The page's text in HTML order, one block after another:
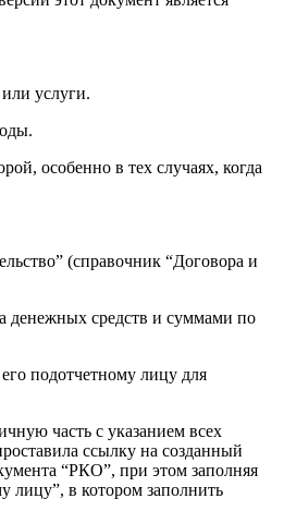
услуги.
особенно в тех случаях, когда
(справочник “Договора и
денежных средств и суммами по
подотчетному лицу для
часть с указанием всех
ссылку на созданный
“РКО”, при этом заполняя
лицу”, в котором заполнить